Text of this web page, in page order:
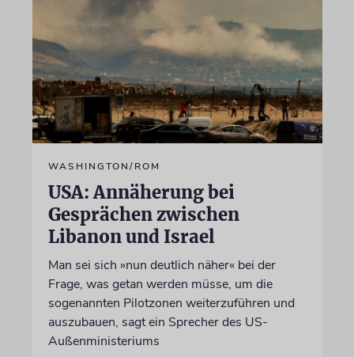
WASHINGTON/ROM
USA: Annäherung bei
Gesprächen zwischen
Libanon und Israel
Man sei sich »nun deutlich näher« bei der
Frage, was getan werden müsse, um die
sogenannten Pilotzonen weiterzuführen und
auszubauen, sagt ein Sprecher des US-
Außenministeriums